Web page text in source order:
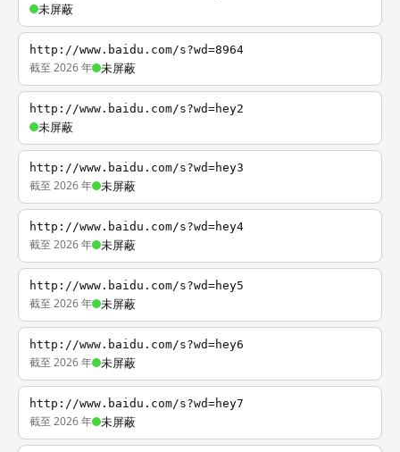
未屏蔽
http://www.baidu.com/s?wd=8964
截至 2026 年 未屏蔽
http://www.baidu.com/s?wd=hey2
未屏蔽
http://www.baidu.com/s?wd=hey3
截至 2026 年 未屏蔽
http://www.baidu.com/s?wd=hey4
截至 2026 年 未屏蔽
http://www.baidu.com/s?wd=hey5
截至 2026 年 未屏蔽
http://www.baidu.com/s?wd=hey6
截至 2026 年 未屏蔽
http://www.baidu.com/s?wd=hey7
截至 2026 年 未屏蔽